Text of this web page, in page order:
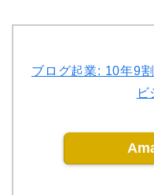
ブログ起業: 10年9
ビ